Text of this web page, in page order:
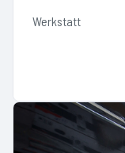
Werkstatt